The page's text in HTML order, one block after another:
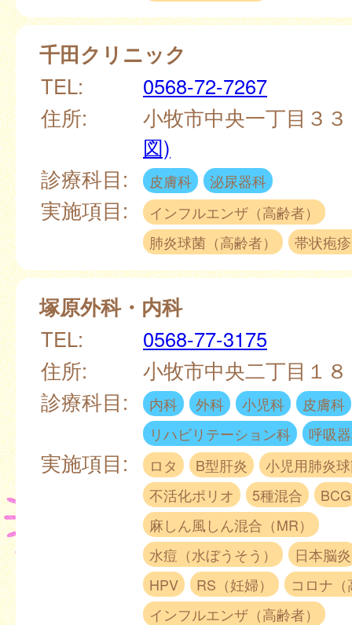
千田クリニック
TEL:
0568-72-7267
住所:
小牧市中央一丁目３
図)
診療科目:
皮膚科 泌尿器科
実施項目:
インフルエンザ（高齢者）
肺炎球菌（高齢者）
帯状疱
塚原外科・内科
TEL:
0568-77-3175
住所:
小牧市中央二丁目１
診療科目:
内科 外科 小児科
皮膚科
リハビリテーション科
呼吸
実施項目: ロタ B型肝炎
小児用肺炎
不活化ポリオ
5種混合
BCG
麻しん風しん混合（MR）
水痘（水ぼうそう）
日本脳炎
HPV
RS（妊婦）
コロナ
インフルエンザ（高齢者）